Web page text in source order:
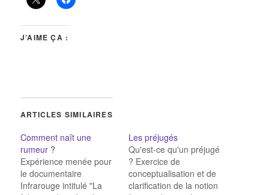
J’AIME ÇA :
ARTICLES SIMILAIRES
Comment naît une
rumeur ?
Expérience menée pour
le documentaire
Infrarouge intitulé "La
Les préjugés
Qu'est-ce qu'un préjugé
? Exercice de
conceptualisation et de
clarification de la notion